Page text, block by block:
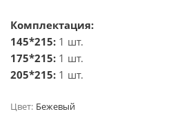
Комплектация:
145*215: 1 шт.
175*215: 1 шт.
205*215: 1 шт.
Цвет: Бежевый